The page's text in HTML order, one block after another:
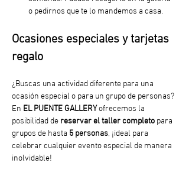
o pedirnos que te lo mandemos a casa.
Ocasiones especiales y tarjetas
regalo
¿Buscas una actividad diferente para una
ocasión especial o para un grupo de personas?
En EL PUENTE GALLERY ofrecemos la
posibilidad de reservar el taller completo para
grupos de hasta 5 personas, ¡ideal para
celebrar cualquier evento especial de manera
inolvidable!